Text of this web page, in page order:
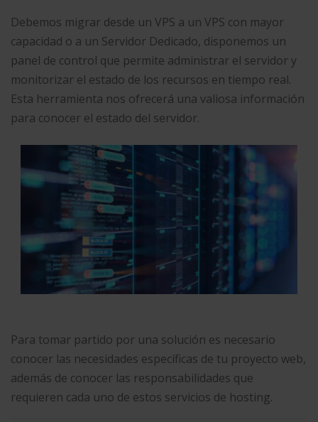
Debemos migrar desde un VPS a un VPS con mayor
capacidad o a un Servidor Dedicado, disponemos un
panel de control que permite administrar el servidor y
monitorizar el estado de los recursos en tiempo real.
Esta herramienta nos ofrecerá una valiosa información
para conocer el estado del servidor.
Para tomar partido por una solución es necesario
conocer las necesidades específicas de tu proyecto web,
además de conocer las responsabilidades que
requieren cada uno de estos servicios de hosting.